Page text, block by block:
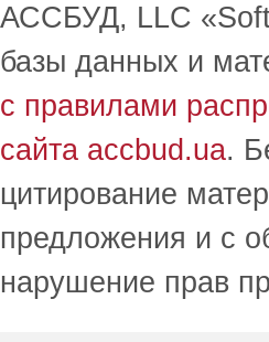
АССБУД, LLC
базы данных и
с правилами
сайта accbud.ua.
цитирование
предложения и с
нарушение прав